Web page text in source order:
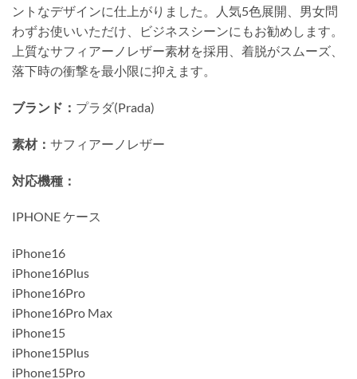
ントなデザインに仕上がりました。人気5色展開、男女問
わずお使いいただけ、ビジネスシーンにもお勧めします。
上質なサフィアーノレザー素材を採用、着脱がスムーズ、
落下時の衝撃を最小限に抑えます。
ブランド： プラダ(Prada)
素材： サフィアーノレザー
対応機種：
IPHONE ケース
iPhone16
iPhone16Plus
iPhone16Pro
iPhone16Pro Max
iPhone15
iPhone15Plus
iPhone15Pro